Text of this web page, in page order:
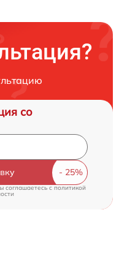
со
соглашаетесь c политикой